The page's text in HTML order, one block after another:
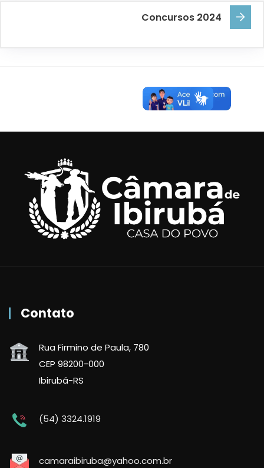
Concursos 2024
Contato
Rua Firmino de Paula, 780
CEP 98200-000
Ibirubá-RS
(54) 3324.1919
camaraibiruba@yahoo.com.br